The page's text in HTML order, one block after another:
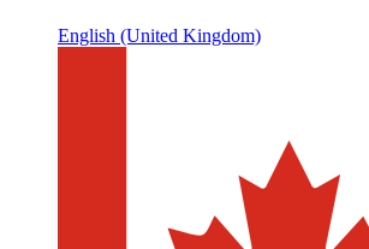
English (United Kingdom)